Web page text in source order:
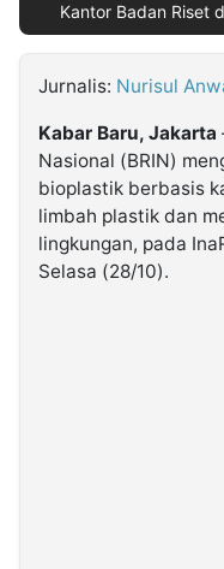
Kabarbaru.co
2026
Kantor Badan Riset
Jurnalis: Nurisul
Kabar Baru, Jakarta
Nasional (BRIN)
bioplastik berbasis
limbah plastik dan
lingkungan, pada
Selasa (28/10).